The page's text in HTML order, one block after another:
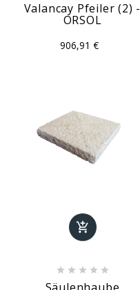
Valancay Pfeiler (2) -
ORSOL
906,91 €

    